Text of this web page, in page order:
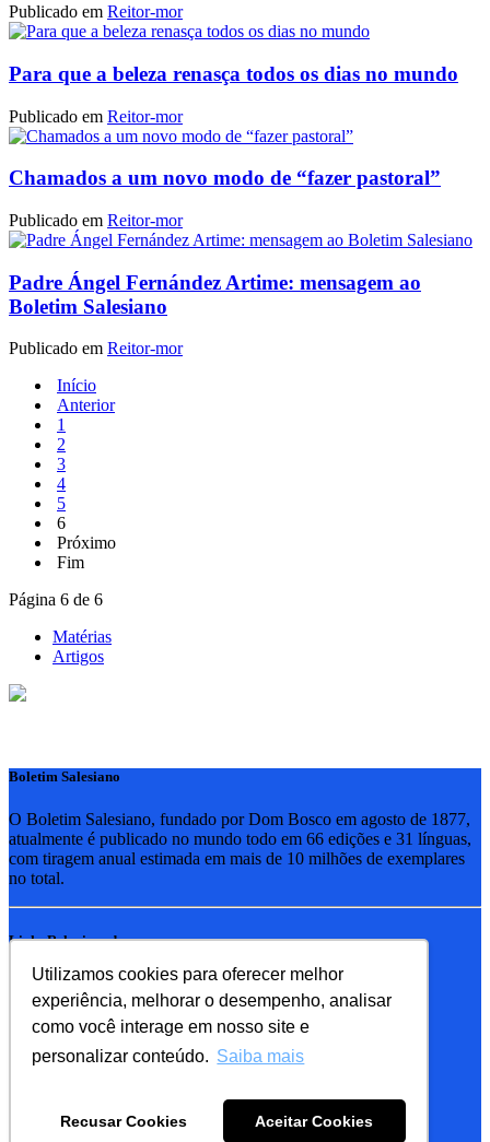
Utilizamos cookies para oferecer melhor
experiência, melhorar o desempenho, analisar
como você interage em nosso site e
personalizar conteúdo. Saiba mais
Recusar Cookies Aceitar Cookies
Publicado em Reitor-mor
Para que a beleza renasça todos os dias no mundo
Publicado em Reitor-mor
Chamados a um novo modo de “fazer pastoral”
Publicado em Reitor-mor
Padre Ángel Fernández Artime: mensagem ao
Boletim Salesiano
Publicado em Reitor-mor
Início
Anterior
1
2
3
4
5
6
Próximo
Fim
Página 6 de 6
Matérias
Artigos
Boletim Salesiano
O Boletim Salesiano, fundado por Dom Bosco em agosto de 1877,
atualmente é publicado no mundo todo em 66 edições e 31 línguas,
com tiragem anual estimada em mais de 10 milhões de exemplares
no total.
Links Relacionados
RSB - Rede Salesiana Brasil
EDEBE - Editora
UPV - União pela Vida
Familia Salesiana
SDB - Salesianos de Dom Bosco
FMA - Filhas de Maria Auxiliadora